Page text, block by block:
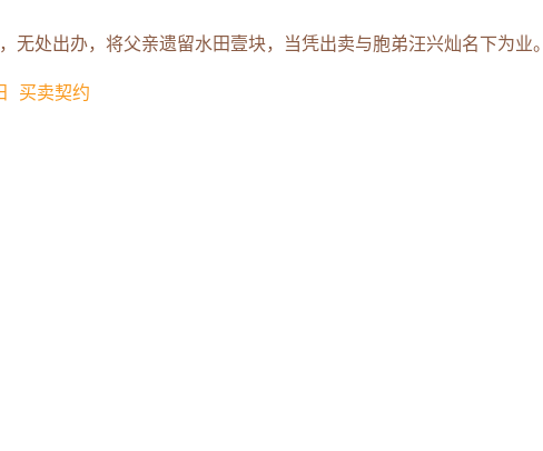
无处出办，将父亲遗留水田壹块，当凭出卖与胞弟汪兴灿名下为业。
买卖契约